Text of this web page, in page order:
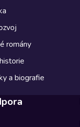
romány
a biografie